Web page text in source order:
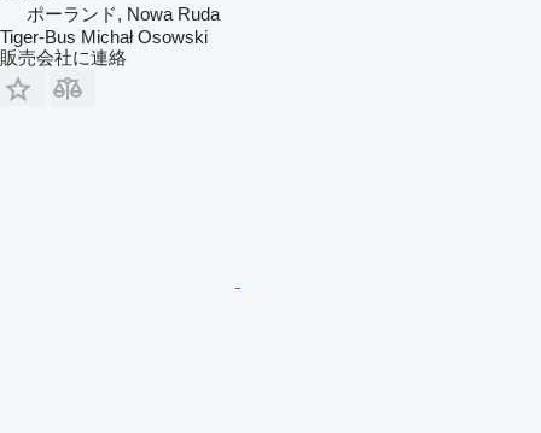
ポーランド, Nowa Ruda
Tiger-Bus Michał Osowski
販売会社に連絡